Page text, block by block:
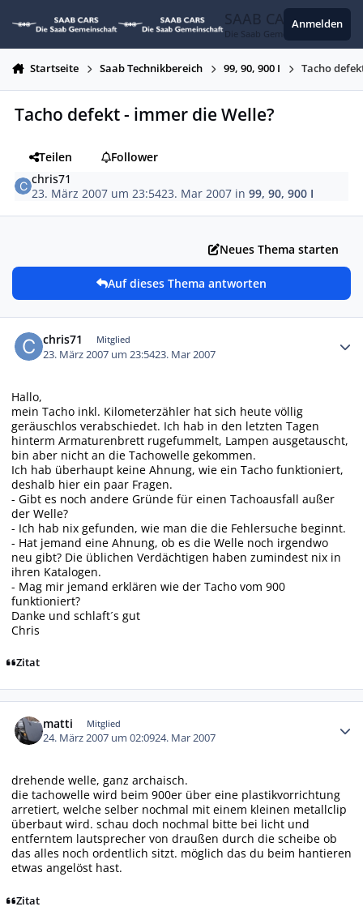
SAAB CARS
Die Saab Gemeinschaft
Anmelden
Startseite Saab Technikbereich 99, 90, 900 I Tacho
Tacho defekt - immer die Welle?
Teilen
Follower
chris71
23. März 2007 um 23:5423. Mar 2007 in99, 90, 900 I
Neues Thema starten
Auf dieses Thema antworten
chris71 Mitglied
23. März 2007 um 23:5423. Mar 2007
Hallo,
mein Tacho inkl. Kilometerzähler hat sich heute völlig
geräuschlos verabschiedet. Ich hab in den letzten Tagen
hinterm Armaturenbrett rugefummelt, Lampen ausgetauscht,
bin aber nicht an die Tachowelle gekommen.
Ich hab überhaupt keine Ahnung, wie ein Tacho funktioniert,
deshalb hier ein paar Fragen.
- Gibt es noch andere Gründe für einen Tachoausfall außer
der Welle?
- Ich hab nix gefunden, wie man die die Fehlersuche beginnt.
- Hat jemand eine Ahnung, ob es die Welle noch irgendwo
neu gibt? Die üblichen Verdächtigen haben zumindest nix in
ihren Katalogen.
- Mag mir jemand erklären wie der Tacho vom 900
funktioniert?
Danke und schlaft´s gut
Chris
Zitat
matti Mitglied
24. März 2007 um 02:0924. Mar 2007
drehende welle, ganz archaisch.
die tachowelle wird beim 900er über eine plastikvorrichtung
arretiert, welche selber nochmal mit einem kleinen metallclip
überbaut wird. schau doch nochmal bitte bei licht und
entferntem lautsprecher von draußen durch die scheibe ob
das alles noch ordentlich sitzt. möglich das du beim hantieren
etwas angelöst hast.
Zitat